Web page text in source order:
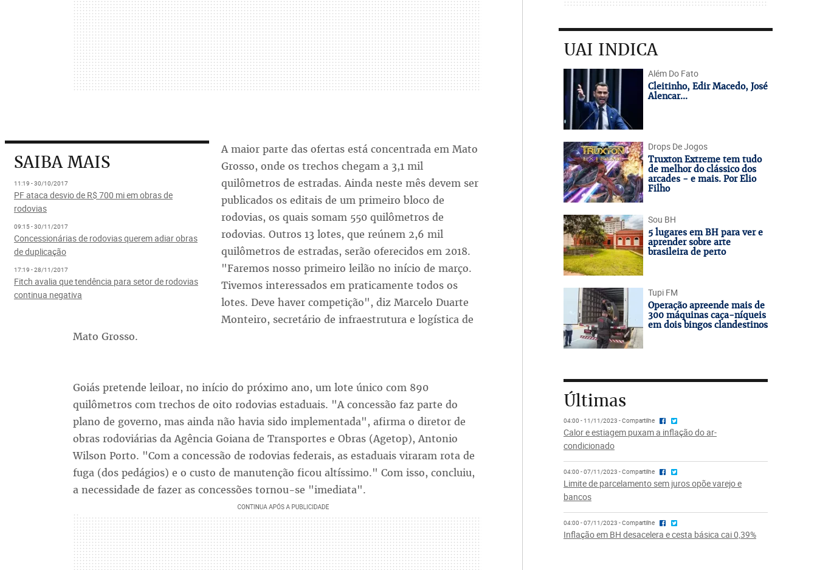
SAIBA MAIS
11:19 - 30/10/2017
PF ataca desvio de R$ 700 mi em obras de
rodovias
09:15 - 30/11/2017
Concessionárias de rodovias querem adiar obras
de duplicação
17:19 - 28/11/2017
Fitch avalia que tendência para setor de rodovias
continua negativa
A maior parte das ofertas está concentrada em Mato
Grosso, onde os trechos chegam a 3,1 mil
quilômetros de estradas. Ainda neste mês devem ser
publicados os editais de um primeiro bloco de
rodovias, os quais somam 550 quilômetros de
rodovias. Outros 13 lotes, que reúnem 2,6 mil
quilômetros de estradas, serão oferecidos em 2018.
"Faremos nosso primeiro leilão no início de março.
Tivemos interessados em praticamente todos os
lotes. Deve haver competição", diz Marcelo Duarte
Monteiro, secretário de infraestrutura e logística de
Mato Grosso.
Goiás pretende leiloar, no início do próximo ano, um lote único com 890
quilômetros com trechos de oito rodovias estaduais. "A concessão faz parte do
plano de governo, mas ainda não havia sido implementada", afirma o diretor de
obras rodoviárias da Agência Goiana de Transportes e Obras (Agetop), Antonio
Wilson Porto. "Com a concessão de rodovias federais, as estaduais viraram rota de
fuga (dos pedágios) e o custo de manutenção ficou altíssimo." Com isso, concluiu,
a necessidade de fazer as concessões tornou-se "imediata".
UAI INDICA
Além Do Fato
Cleitinho, Edir Macedo, José
Alencar...
Drops De Jogos
Truxton Extreme tem tudo
de melhor do clássico dos
arcades - e mais. Por Elio
Filho
Sou BH
5 lugares em BH para ver e
aprender sobre arte
brasileira de perto
Tupi FM
Operação apreende mais de
300 máquinas caça-níqueis
em dois bingos clandestinos
Últimas
04:00 - 11/11/2023 - Compartilhe
Calor e estiagem puxam a inflação do ar-
condicionado
04:00 - 07/11/2023 - Compartilhe
Limite de parcelamento sem juros opõe varejo e
bancos
04:00 - 07/11/2023 - Compartilhe
Inflação em BH desacelera e cesta básica cai 0,39%